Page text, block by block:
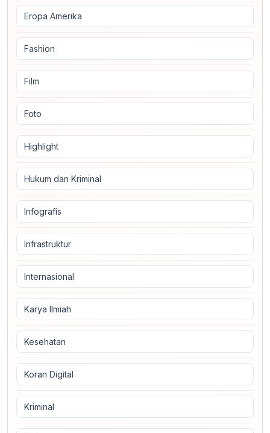
Eropa Amerika
Fashion
Film
Foto
Highlight
Hukum dan Kriminal
Infografis
Infrastruktur
Internasional
Karya Ilmiah
Kesehatan
Koran Digital
Kriminal